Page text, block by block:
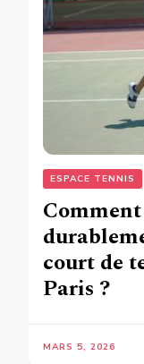
ESPACE TENNIS
court de
Paris ?
MARS 5, 2026